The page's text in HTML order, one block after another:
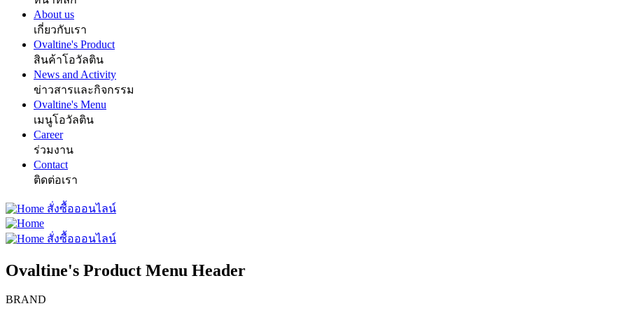
About us
เกี่ยวกับเรา
Ovaltine's Product
สินค้าโอวัลติน
News and Activity
ข่าวสารและกิจกรรม
Ovaltine's Menu
เมนูโอวัลติน
Career
ร่วมงาน
Contact
ติดต่อเรา
สั่งซื้อออนไลน์
สั่งซื้อออนไลน์
Ovaltine's Product Menu Header
BRAND